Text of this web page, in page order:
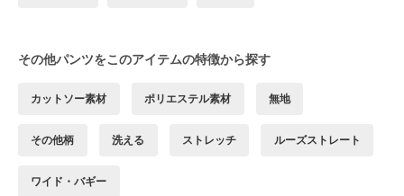
その他パンツをこのアイテムの特徴から探す
カットソー素材 ポリエステル素材 無地
その他柄 洗える ストレッチ ルーズストレート
ワイド・バギー